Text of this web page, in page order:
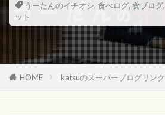
うーたんのイチオシ, 食べログ, 食ブログ,
ット
HOME katsuのスーパーブログリンク